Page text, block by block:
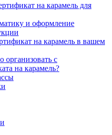
на карамель для
и оформление
на карамель в вашем
с
на карамель?